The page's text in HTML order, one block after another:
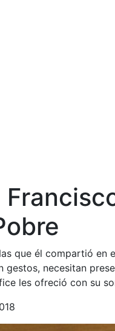
que él compartió en
gestos, necesitan
les ofreció con su